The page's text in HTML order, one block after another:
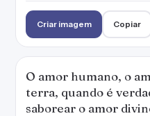
Criar imagem Copiar
O amor humano, o
terra, quando é
saborear o amor